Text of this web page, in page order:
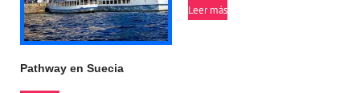
Pathway en Suecia
Leer más